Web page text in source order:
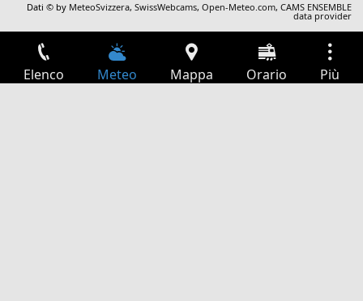
Dati © by MeteoSvizzera,SwissWebcams,Open-Meteo.com,CAMS ENSEMBLE
data provider
Elenco Meteo Mappa Orario Più